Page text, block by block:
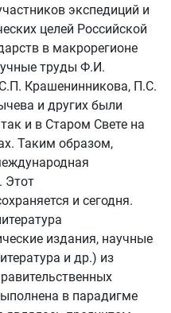
экспедиций и
целей Российской
в макрорегионе
труды Ф.И.
Крашенинникова, П.С.
и других были
и в Старом Свете на
Таким образом,
Этот
и сегодня.
издания, научные
и др.) из
в парадигме